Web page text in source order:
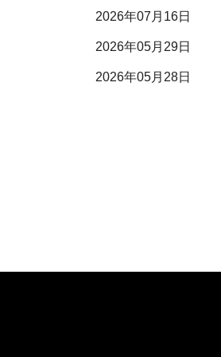
2026年07月16日
2026年05月29日
2026年05月28日